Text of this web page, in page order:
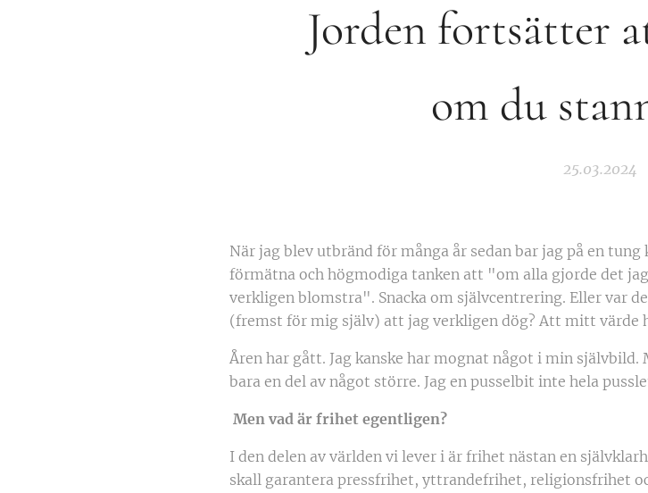
Jorden fortsätter
om du
25.03.2024
När jag blev utbränd för många år sedan bar jag på en
förmätna och högmodiga tanken att "om alla gjorde det
verkligen blomstra". Snacka om självcentrering. Eller var
(fremst för mig själv) att jag verkligen dög? Att mitt värde
Åren har gått. Jag kanske har mognat något i min självbild.
bara en del av något större. Jag en pusselbit inte hela
Men vad är frihet egentligen?
I den delen av världen vi lever i är frihet nästan en
skall garantera pressfrihet, yttrandefrihet, religionsfrihet